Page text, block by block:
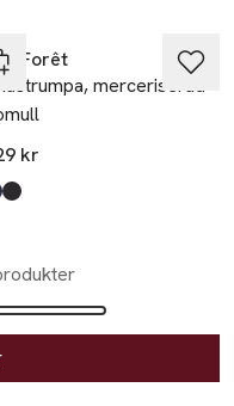
merceriserad
kr
finns i färgerna:
,